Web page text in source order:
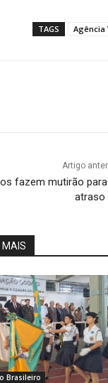
TAGS Agência
Artigo
fazem mutirão
atraso
MAIS
Brasileiro